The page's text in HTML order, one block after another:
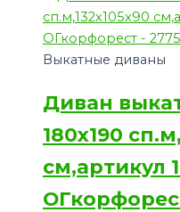
Выкатные диваны
Диван
180х190
см,артикул